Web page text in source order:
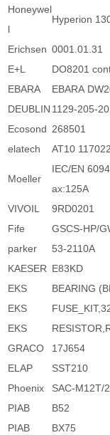
Honeywel
l
Hyperion
Erichsen 0001.01.31
E+L
DO8201
EBARA
EBARA
DEUBLIN 1129-205-
Ecosond 268501
elatech
AT10 117022
Moeller
IEC/EN
ax:125A
VIVOIL
9RD0201
Fife
GSCS-HP/
parker
53-2110A
KAESER E83KD
EKS
BEARING
EKS
EKS
GRACO
17J654
ELAP
SST210
Phoenix
SAC-M12T/
PIAB
B52
PIAB
BX75